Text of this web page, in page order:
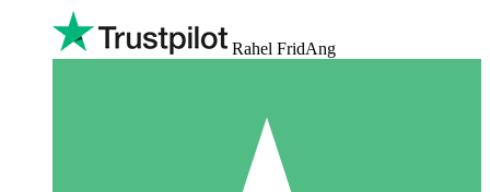
Rahel FridAng